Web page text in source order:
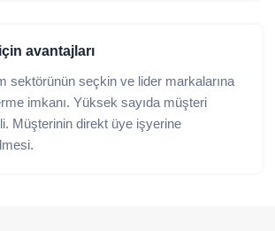
avantajları
sektörünün seçkin ve lider markalarına
imkanı. Yüksek sayıda müşteri
Müşterinin direkt üye işyerine